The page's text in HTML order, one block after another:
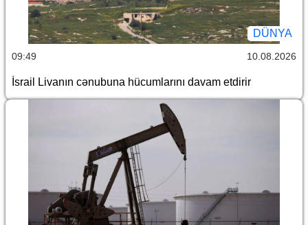
DÜNYA
09:49 10.08.2026
İsrail Livanın cənubuna hücumlarını davam etdirir